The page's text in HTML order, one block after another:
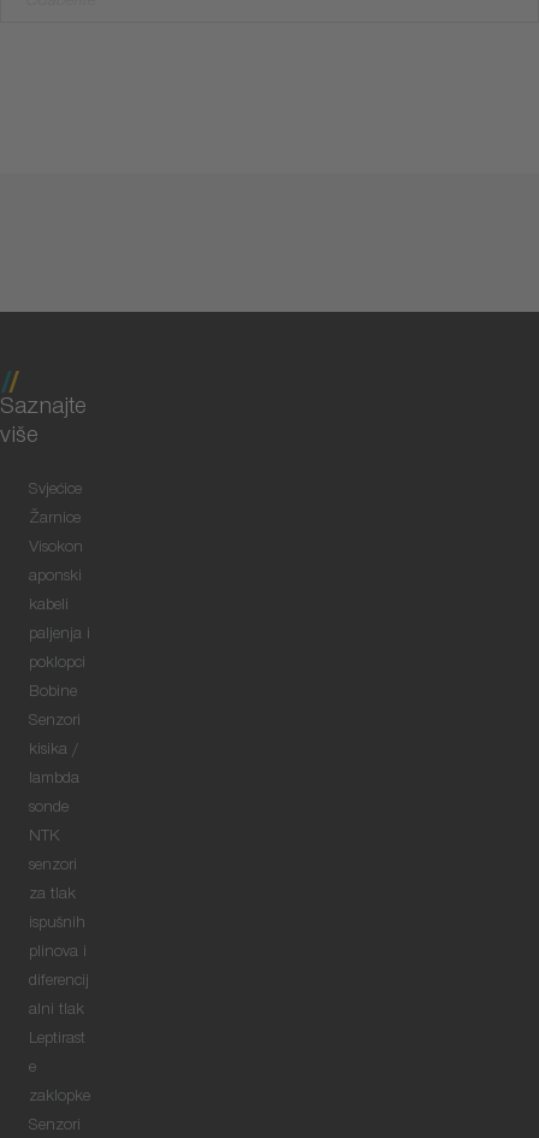
Saznajte
više
Svjećice
Žarnice
Visokon
aponski
kabeli
paljenja i
poklopci
Bobine
Senzori
kisika /
lambda
sonde
NTK
senzori
za tlak
ispušnih
plinova i
diferencij
alni tlak
Leptirast
e
zaklopke
Senzori